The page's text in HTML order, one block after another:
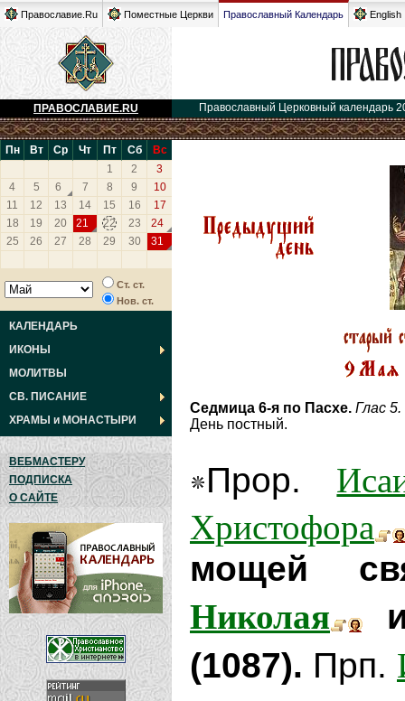
Православие.Ru Поместные Церкви Православный Календарь English
ПРАВОСЛАВИЕ.RU Православный Церковный календарь
Пн Вт Ср Чт Пт Сб
Вс
1
2
3
4
5 6 7 8 9
10
11
12 13 14 15 16
17
18
19 20 21 22 23
24
25
26 27 28 29 30 31
Ст. ст.
Нов. ст.
КАЛЕНДАРЬ
ИКОНЫ
МОЛИТВЫ
СВ. ПИСАНИЕ
ХРАМЫ и МОНАСТЫРИ
ВЕБМАСТЕРУ
ПОДПИСКА
О САЙТЕ
Седмица 6-я по Пасхе. Глас 5.
День постный.
Прор.
Христофора
мощей
Николая
(1087). Прп.